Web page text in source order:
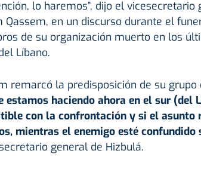
lo haremos”, dijo el vicesecretario
Qassem, en un discurso durante el
de su organización muerto en los
Líbano.
remarcó la predisposición de su
estamos haciendo ahora en el sur (del
con la confrontación y si el asunto
mientras el enemigo esté confundido
general de Hizbulá.